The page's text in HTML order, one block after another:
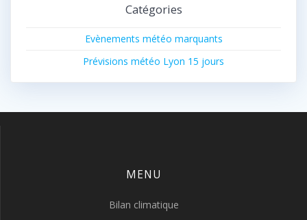
Catégories
Evènements météo marquants
Prévisions météo Lyon 15 jours
MENU
Bilan climatique